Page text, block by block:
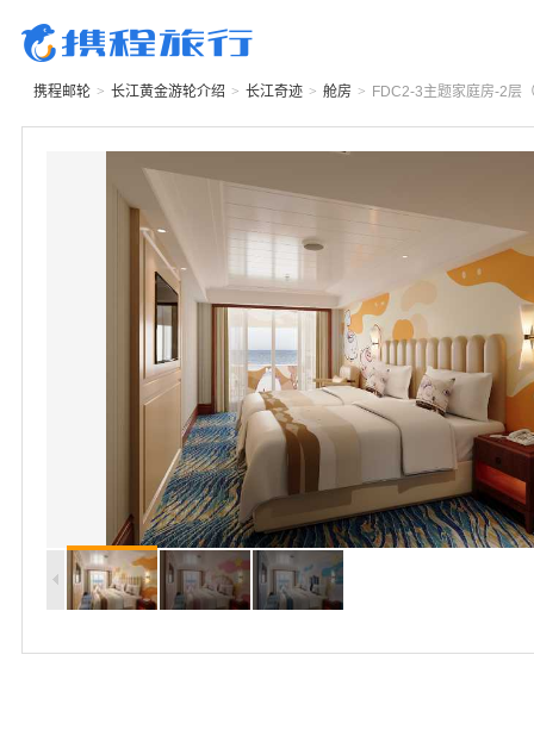
携程邮轮 > 长江黄金游轮介绍 > 长江奇迹 > 舱房 > FDC2-3主题家庭房-2层